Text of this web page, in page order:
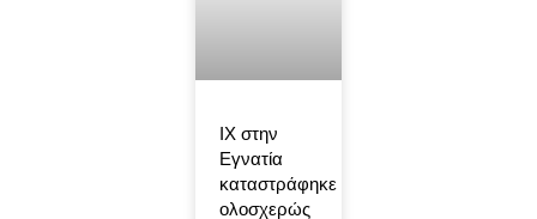
ΙΧ στην
Εγνατία
καταστράφηκε
ολοσχερώς